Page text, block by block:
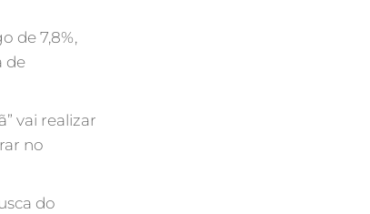
de 7,8%,
de
vai realizar
no
do